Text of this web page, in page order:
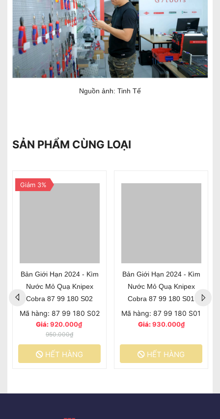
Nguồn ảnh: Tinh Tế
SẢN PHẨM CÙNG LOẠI
Giảm 3%
Bản Giới Hạn 2024 - Kìm
Nước Mỏ Quạ Knipex
Cobra 87 99 180 S02
Mã hàng: 87 99 180 S02
Giá:920.000₫
950.000₫
HẾT HÀNG
Bản Giới Hạn 2024 - Kìm
Nước Mỏ Quạ Knipex
Cobra 87 99 180 S01
Mã hàng: 87 99 180 S01
Giá:930.000₫
HẾT HÀNG